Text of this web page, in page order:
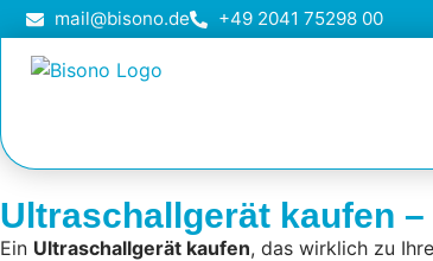
mail@bisono.de +49 2041 75298 00
Ultraschallgerät kaufen
Ein Ultraschallgerät kaufen, das wirklich zu